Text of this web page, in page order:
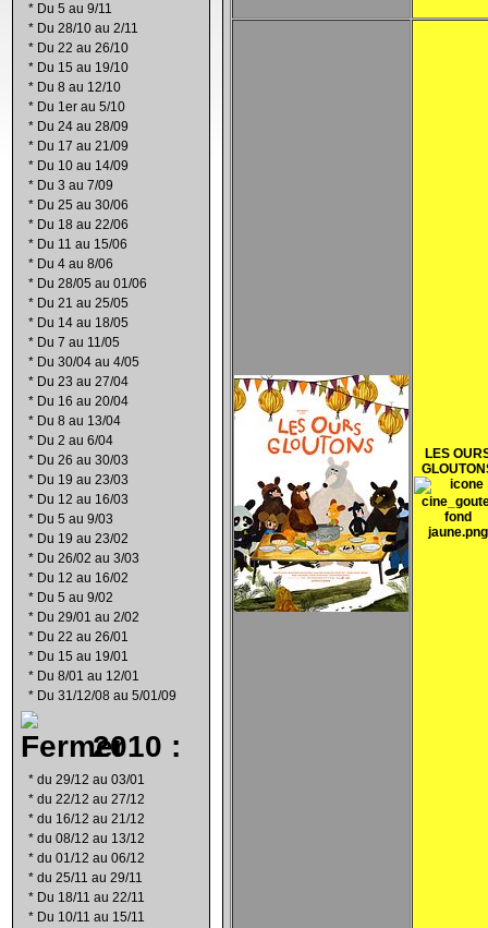
* Du 5 au 9/11
* Du 28/10 au 2/11
* Du 22 au 26/10
* Du 15 au 19/10
* Du 8 au 12/10
* Du 1er au 5/10
* Du 24 au 28/09
* Du 17 au 21/09
* Du 10 au 14/09
* Du 3 au 7/09
* Du 25 au 30/06
* Du 18 au 22/06
* Du 11 au 15/06
* Du 4 au 8/06
* Du 28/05 au 01/06
* Du 21 au 25/05
* Du 14 au 18/05
* Du 7 au 11/05
* Du 30/04 au 4/05
* Du 23 au 27/04
* Du 16 au 20/04
* Du 8 au 13/04
* Du 2 au 6/04
* Du 26 au 30/03
* Du 19 au 23/03
* Du 12 au 16/03
* Du 5 au 9/03
* Du 19 au 23/02
* Du 26/02 au 3/03
* Du 12 au 16/02
* Du 5 au 9/02
* Du 29/01 au 2/02
* Du 22 au 26/01
* Du 15 au 19/01
* Du 8/01 au 12/01
* Du 31/12/08 au 5/01/09
2010 :
* du 29/12 au 03/01
* du 22/12 au 27/12
* du 16/12 au 21/12
* du 08/12 au 13/12
* du 01/12 au 06/12
* du 25/11 au 29/11
* Du 18/11 au 22/11
* Du 10/11 au 15/11
LES